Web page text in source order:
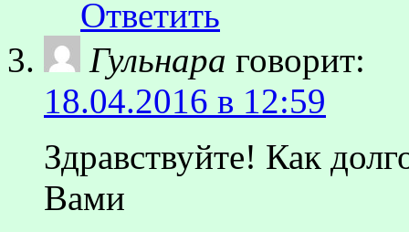
Ответить
Гульнара говорит:
18.04.2016 в 12:59
Здравствуйте! Как
Вами